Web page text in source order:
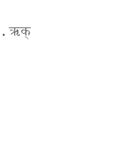
. ऋक्